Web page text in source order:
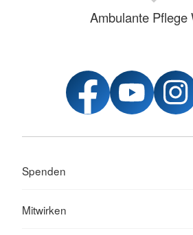
Ambulante Pflege
Spenden
Mitwirken